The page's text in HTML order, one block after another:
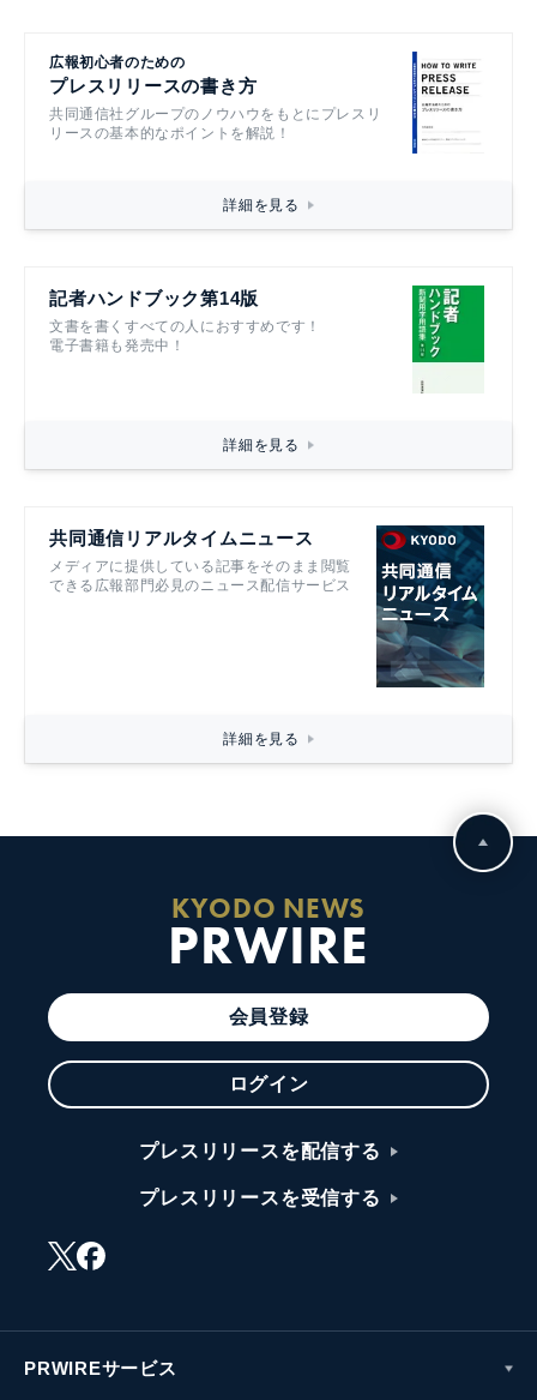
広報初心者のための
プレスリリースの書き方
共同通信社グループのノウハウをもとにプレスリ
リースの基本的なポイントを解説！
詳細を見る
記者ハンドブック第14版
文書を書くすべての人におすすめです！
電子書籍も発売中！
詳細を見る
共同通信リアルタイムニュース
メディアに提供している記事をそのまま閲覧
できる広報部門必見のニュース配信サービス
詳細を見る
KYODO NEWS
PRWIRE
会員登録
ログイン
プレスリリースを配信する
プレスリリースを受信する
PRWIREサービス